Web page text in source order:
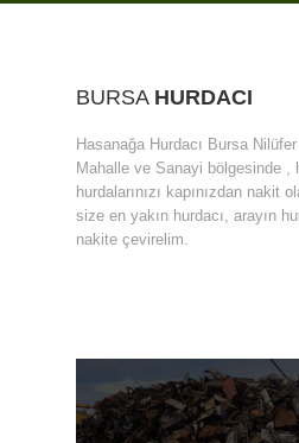
BURSA HURDACI
Hasanağa Hurdacı Bursa
Mahalle ve Sanayi bölgesinde ,
hurdalarınızı kapınızdan nakit
size en yakın hurdacı, arayın
nakite çevirelim.